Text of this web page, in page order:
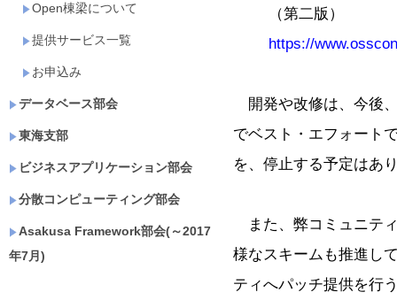
Open棟梁について
提供サービス一覧
お申込み
データベース部会
東海支部
ビジネスアプリケーション部会
分散コンピューティング部会
Asakusa Framework部会(～2017
年7月)
（第二版）
https://
開発や改修は、今後
でベスト・エフォート
を、停止する予定はあ
また、弊コミュニテ
様なスキームも推進し
ティへパッチ提供を行